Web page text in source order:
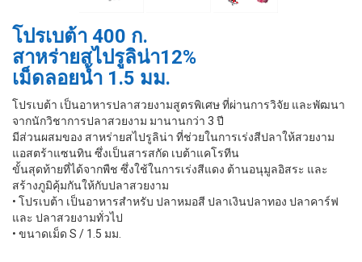
โปรเบต้า 400 ก.
สาหร่ายสไปรูลิน่า12%
เม็ดลอยนํ้า 1.5 มม.
โปรเบต้า เป็นอาหารปลาสวยงามสูตรพิเศษ ที่ผ่านการวิจัย และพัฒนา
จากนักวิชาการปลาสวยงาม มานานกว่า 3 ปี
มีส่วนผสมของ สาหร่ายสไปรูลิน่า ที่ช่วยในการเร่งสีปลาให้สวยงาม
แอสตร้าแซนทิน ซึ่งเป็นสารสกัด เบต้าแคโรทีน
ขั้นสุดท้ายที่ได้จากพืช ซึ่งใช้ในการเร่งสีแดง ต้านอนุมูลอิสระ และ
สร้างภูมิคุ้มกันให้กับปลาสวยงาม
• โปรเบต้า เป็นอาหารสำหรับ ปลาหมอสี ปลาเงินปลาทอง ปลาคาร์ฟ
และ ปลาสวยงามทั่วไป
• ขนาดเม็ด S / 1.5 มม.